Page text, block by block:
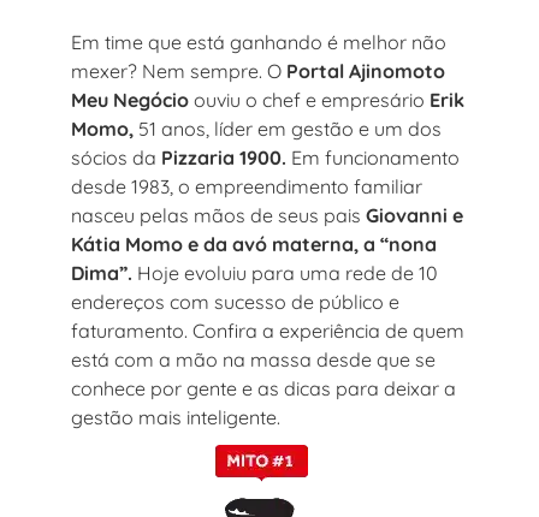
Em time que está ganhando é melhor não
mexer? Nem sempre. O Portal Ajinomoto
Meu Negócio ouviu o chef e empresário Erik
Momo, 51 anos, líder em gestão e um dos
sócios da Pizzaria 1900. Em funcionamento
desde 1983, o empreendimento familiar
nasceu pelas mãos de seus pais Giovanni e
Kátia Momo e da avó materna, a “nona
Dima”. Hoje evoluiu para uma rede de 10
endereços com sucesso de público e
faturamento. Confira a experiência de quem
está com a mão na massa desde que se
conhece por gente e as dicas para deixar a
gestão mais inteligente.